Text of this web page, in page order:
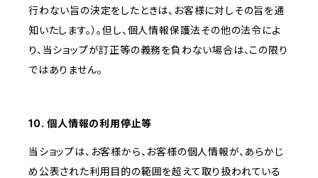
行わない旨の決定をしたときは、お客様に対しその旨を通
知いたします。）。但し、個人情報保護法その他の法令によ
り、当ショップが訂正等の義務を負わない場合は、この限り
ではありません。
10. 個人情報の利用停止等
当ショップは、お客様から、お客様の個人情報が、あらかじ
め公表された利用目的の範囲を超えて取り扱われている